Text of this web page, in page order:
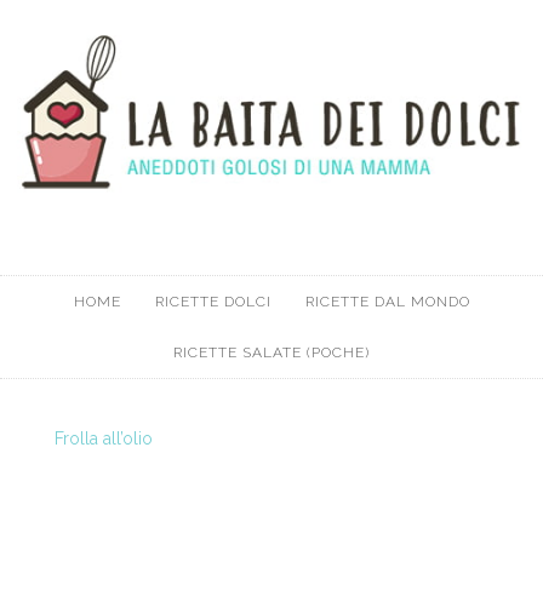
HOME RICETTE DOLCI RICETTE DAL MONDO
RICETTE SALATE (POCHE)
Frolla all’olio